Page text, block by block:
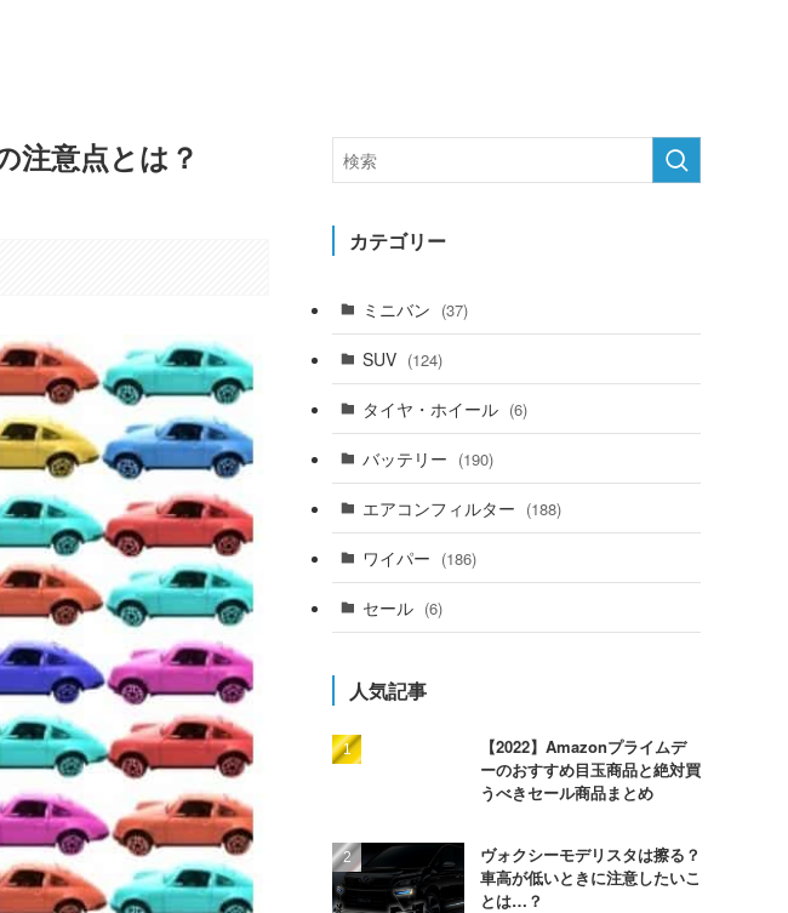
注意点とは？
カテゴリー
ミニバン (37)
SUV (124)
タイヤ・ホイール (6)
バッテリー (190)
エアコンフィルター (188)
ワイパー (186)
セール (6)
人気記事
【2022】Amazonプライムデ
ーのおすすめ目玉商品と絶対買
うべきセール商品まとめ
ヴォクシーモデリスタは擦る？
車高が低いときに注意したいこ
とは…？